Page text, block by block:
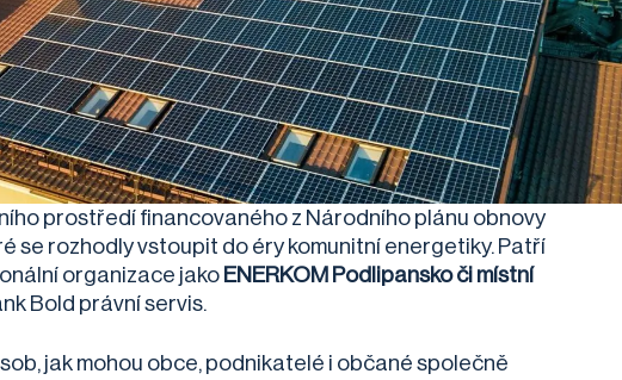
prostředí financovaného z Národního plánu obnovy
se rozhodly vstoupit do éry komunitní energetiky. Patří
organizace jako ENERKOM Podlipansko či místní
Bold právní servis.
jak mohou obce, podnikatelé i občané společně